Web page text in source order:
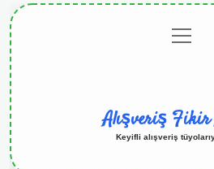
menüyü
aç
Alışveriş Fikir
Keyifli alışveriş